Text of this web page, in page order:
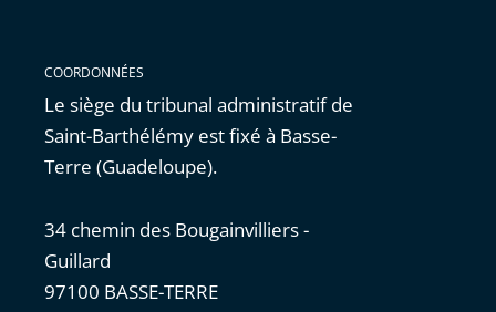
COORDONNÉES
Le siège du tribunal administratif de
Saint-Barthélémy est fixé à Basse-
Terre (Guadeloupe).
34 chemin des Bougainvilliers -
Guillard
97100 BASSE-TERRE